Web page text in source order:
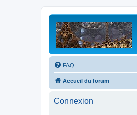
FAQ
Accueil du forum
Connexion